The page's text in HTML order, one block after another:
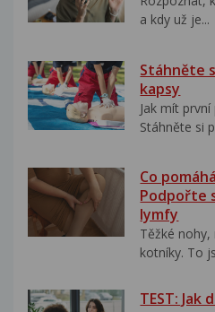
a kdy už je...
Stáhněte
kapsy
Jak mít
Stáhněte si
Co
Podpořte
lymfy
Těžké
kotníky. To
TEST: Jak